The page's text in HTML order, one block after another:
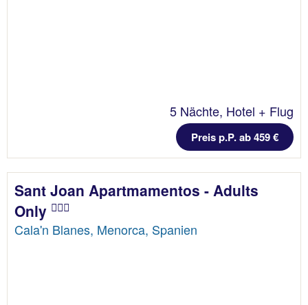
5 Nächte, Hotel + Flug
Preis p.P. ab 459 €
Sant Joan Apartmamentos - Adults
Only
Cala'n Blanes, Menorca, Spanien